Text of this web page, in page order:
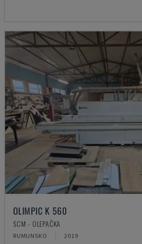
OLIMPIC K 560
SCM - OLEPAČKA
RUMUNSKO 2019